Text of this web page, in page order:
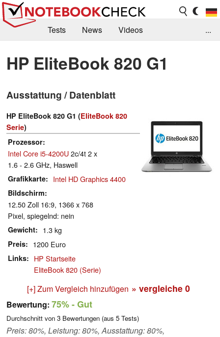
Tests News
Videos
Kaufberatung
Deals Suche
Jobs
Forum
...
HP EliteBook 820 G1
Ausstattung / Datenblatt
HP EliteBook 820 G1 (EliteBook 820
Serie)
Prozessor
Intel Core i5-4200U2c/4t 2 x
1.6 - 2.6 GHz, Haswell
Grafikkarte Intel HD Graphics 4400
Bildschirm
12.50 Zoll 16:9, 1366 x 768
Pixel, spiegelnd: nein
Gewicht 1.3 kg
Preis 1200 Euro
Links
HP Startseite
EliteBook 820 (Serie)
[+] Zum Vergleich hinzufügen » vergleiche 0
Bewertung: 75%- Gut
Durchschnitt von 3 Bewertungen (aus 5 Tests)
Preis: 80%, Leistung: 80%, Ausstattung: 80%,